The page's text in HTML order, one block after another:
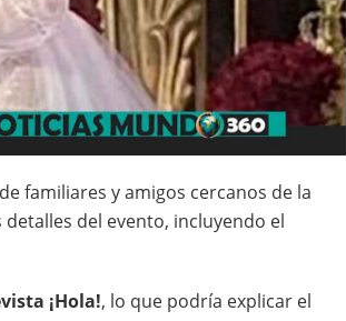
familiares y amigos cercanos de la
del evento, incluyendo el
¡Hola!, lo que podría explicar el